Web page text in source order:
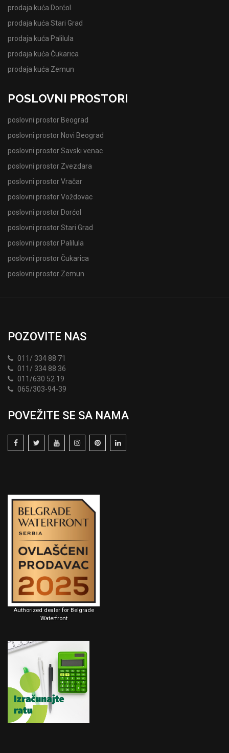
prodaja kuća Dorćol
prodaja kuća Stari Grad
prodaja kuća Palilula
prodaja kuća Čukarica
prodaja kuća Zemun
POSLOVNI PROSTORI
poslovni prostor Beograd
poslovni prostor Novi Beograd
poslovni prostor Savski venac
poslovni prostor Zvezdara
poslovni prostor Vračar
poslovni prostor Voždovac
poslovni prostor Dorćol
poslovni prostor Stari Grad
poslovni prostor Palilula
poslovni prostor Čukarica
poslovni prostor Zemun
POZOVITE NAS
011/ 334 88 71
011/ 334 88 36
011/630 52 19
065/303-94-39
POVEŽITE SE SA NAMA
Authorized dealer for Belgrade
Waterfront